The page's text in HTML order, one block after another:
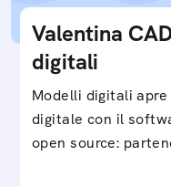
Valentina
digitali
Modelli digitali
digitale con il
open source: